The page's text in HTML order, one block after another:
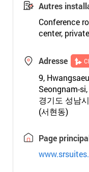
Autres
Conference
center,
Adresse
9,
Seongnam-
경기도 성남
(서현동)
Page